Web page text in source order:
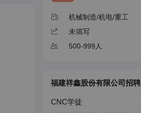
机械制造/机电/重工
未填写
500-999人
福建祥鑫股份有限公司招聘
CNC学徒